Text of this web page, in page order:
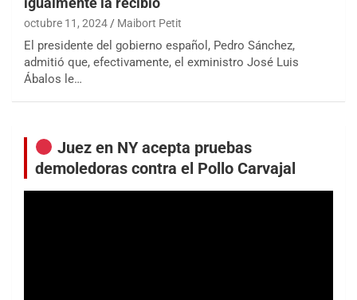
octubre 11, 2024 Maibort Petit
El presidente del gobierno español, Pedro Sánchez,
admitió que, efectivamente, el exministro José Luis
Ábalos le…
Juez en NY acepta pruebas
demoledoras contra el Pollo Carvajal